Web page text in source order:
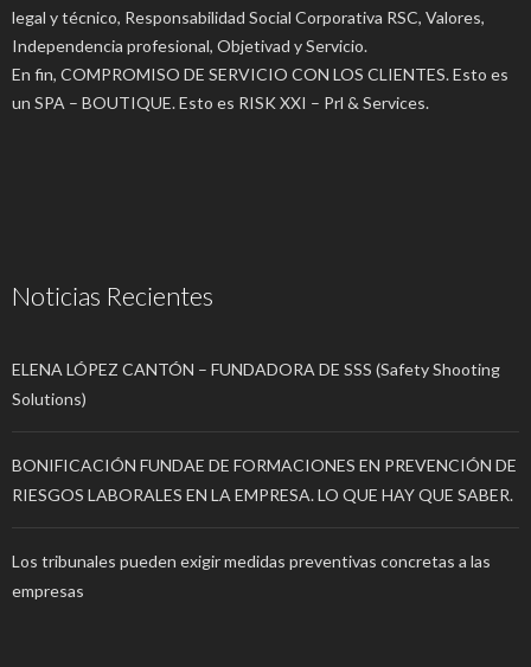
legal y técnico, Responsabilidad Social Corporativa RSC, Valores,
Independencia profesional, Objetivad y Servicio.
En fin, COMPROMISO DE SERVICIO CON LOS CLIENTES. Esto es
un SPA – BOUTIQUE. Esto es RISK XXI – Prl & Services.
Noticias Recientes
ELENA LÓPEZ CANTÓN – FUNDADORA DE SSS (Safety Shooting
Solutions)
BONIFICACIÓN FUNDAE DE FORMACIONES EN PREVENCIÓN DE
RIESGOS LABORALES EN LA EMPRESA. LO QUE HAY QUE SABER.
Los tribunales pueden exigir medidas preventivas concretas a las
empresas